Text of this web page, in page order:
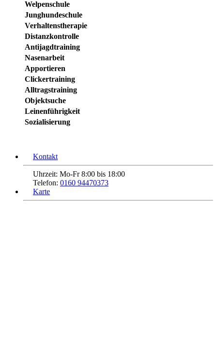
Welpenschule
Junghundeschule
Verhaltenstherapie
Distanzkontrolle
Antijagdtraining
Nasenarbeit
Apportieren
Clickertraining
Alltragstraining
Objektsuche
Leinenführigkeit
Sozialisierung
Kontakt
Uhrzeit: Mo-Fr 8:00 bis 18:00
Telefon: 0160 94470373
Karte